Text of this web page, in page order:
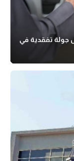
جولة تفقدية في